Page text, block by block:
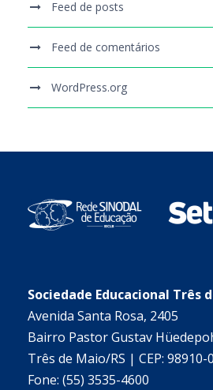
Feed de posts
Feed de comentários
WordPress.org
Sociedade Educacional Três
Avenida Santa Rosa, 2405
Bairro Pastor Gustav
Três de Maio/RS | CEP: 98910-
Fone: (55) 3535-4600